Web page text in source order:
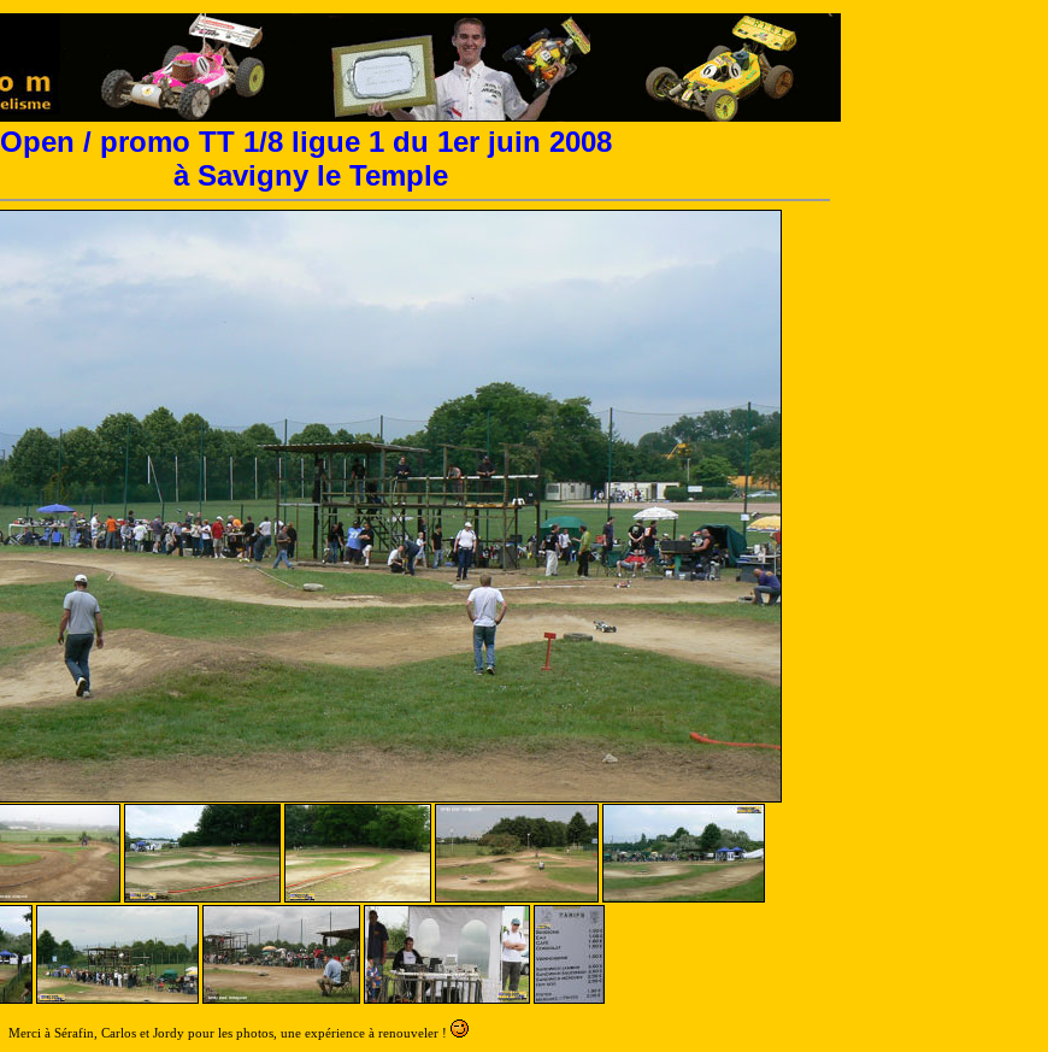
Open / promo TT 1/8 ligue 1 du 1er juin 2008
à Savigny le Temple
Merci à Sérafin, Carlos et Jordy pour les photos, une expérience à renouveler !